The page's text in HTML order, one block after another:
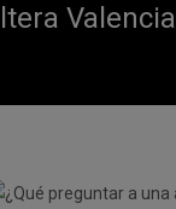
Valencia